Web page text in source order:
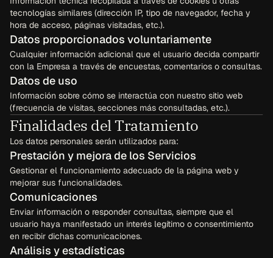
tecnologías similares (dirección IP, tipo de navegador, fecha y
hora de acceso, páginas visitadas, etc.).
Datos proporcionados voluntariamente
Cualquier información adicional que el usuario decida compartir
con la Empresa a través de encuestas, comentarios o consultas.
Datos de uso
Información sobre cómo se interactúa con nuestro sitio web
(frecuencia de visitas, secciones más consultadas, etc.).
Finalidades del Tratamiento
Los datos personales serán utilizados para:
Prestación y mejora de los Servicios
Gestionar el funcionamiento adecuado de la página web y
mejorar sus funcionalidades.
Comunicaciones
Enviar información o responder consultas, siempre que el
usuario haya manifestado un interés legítimo o consentimiento
en recibir dichas comunicaciones.
Análisis y estadísticas